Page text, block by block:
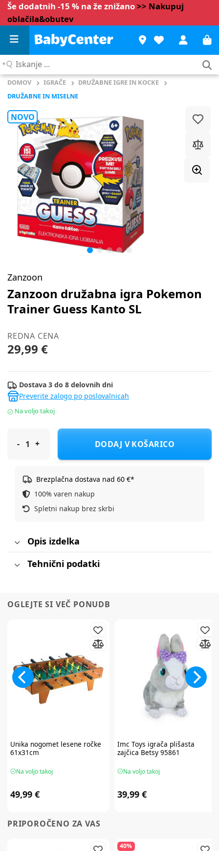
Še dodatnih -15 % na že znižano>> Nakupuj
oblačila&obutev
Iskanje
DOMOV IGRAČE
DRUŽABNE IGRE IN KOCKE
DRUŽABNE IN MISELNE
NOVO
Zanzoon
Zanzoon družabna igra Pokemon
Trainer Guess Kanto SL
REDNA CENA
29,99 €
Dostava 3 do 8 delovnih dni
Preverite zalogo po poslovalnicah
Na voljo takoj
Zanzoon družabna igra Pokemon Trainer Guess Kanto SL
DODAJ V KOŠARICO
Brezplačna dostava nad 60 €*
100% varen nakup
Spletni nakup brez skrbi
Opis izdelka
Tehnični podatki
OGLEJTE SI VEČ PONUDB
Unika nogomet lesene ročke
61x31cm
Na voljo takoj
49,99 €
Imc Toys igrača plišasta
zajčica Betsy 95861
Na voljo takoj
39,99 €
PRIPOROČENO ZA VAS
40%